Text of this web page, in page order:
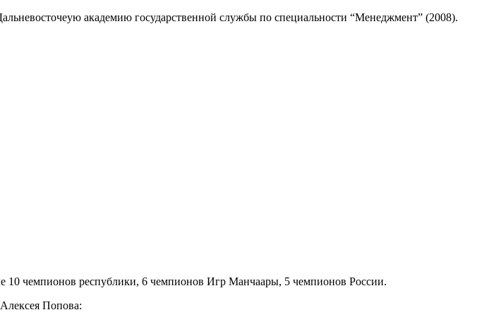
академию государственной службы по специальности “Менеджмент” (2008).
10 чемпионов республики, 6 чемпионов Игр Манчаары, 5 чемпионов России.
Попова: